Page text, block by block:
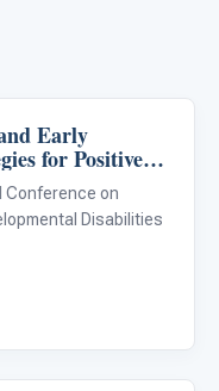
Early
for Positive
Conference on
Disabilities